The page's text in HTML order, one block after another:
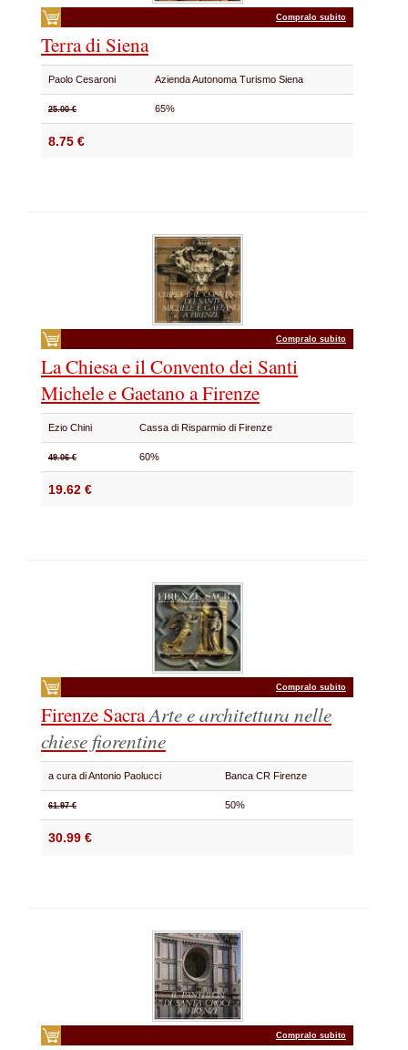
Compralo subito
Terra di Siena
Paolo Cesaroni Azienda Autonoma Turismo Siena
25.00 € 65%
8.75 €
Compralo subito
La Chiesa e il Convento dei Santi
Michele e Gaetano a Firenze
Ezio Chini Cassa di Risparmio di Firenze
49.06 € 60%
19.62 €
Compralo subito
Firenze SacraArte e architettura nelle
chiese fiorentine
a cura di Antonio Paolucci Banca CR Firenze
61.97 € 50%
30.99 €
Compralo subito